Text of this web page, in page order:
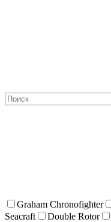
Graham Chronofighter
Seacraft
Double Rotor